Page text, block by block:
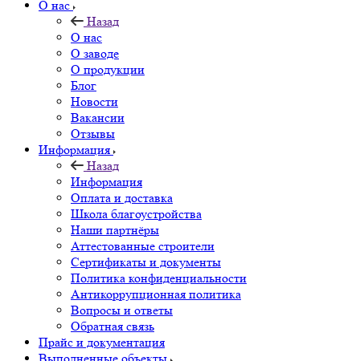
О нас
Назад
О нас
О заводе
О продукции
Блог
Новости
Вакансии
Отзывы
Информация
Назад
Информация
Оплата и доставка
Школа благоустройства
Наши партнёры
Аттестованные строители
Сертификаты и документы
Политика конфиденциальности
Антикоррупционная политика
Вопросы и ответы
Обратная связь
Прайс и документация